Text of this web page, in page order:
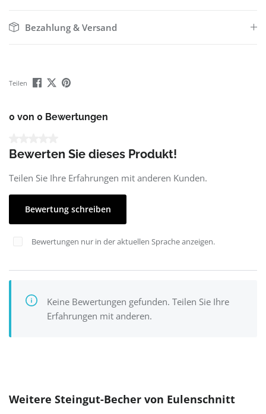
Bezahlung & Versand
Teilen
0 von 0 Bewertungen
Bewerten Sie dieses Produkt!
Teilen Sie Ihre Erfahrungen mit anderen Kunden.
Bewertung schreiben
Bewertungen nur in der aktuellen Sprache anzeigen.
Keine Bewertungen gefunden. Teilen Sie Ihre
Erfahrungen mit anderen.
Produktgalerie überspringen
Weitere Steingut-Becher von Eulenschnitt